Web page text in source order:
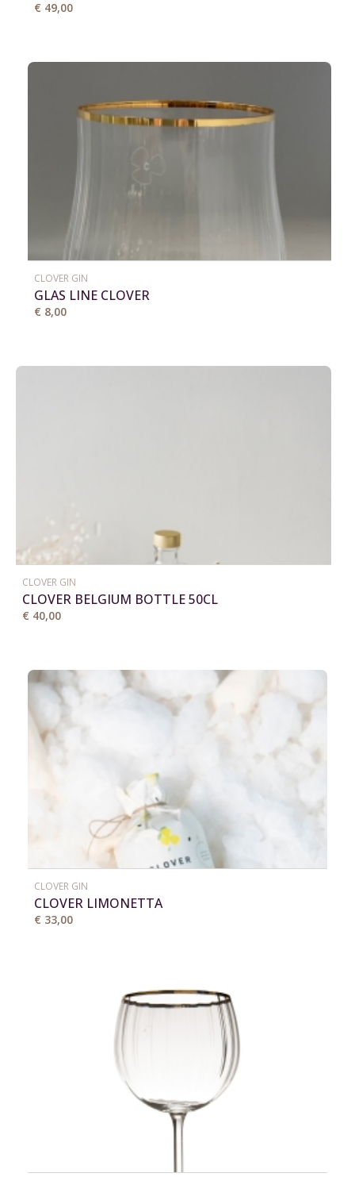
€ 49,00
CLOVER GIN
GLAS LINE CLOVER
€ 8,00
CLOVER GIN
CLOVER BELGIUM BOTTLE 50CL
€ 40,00
CLOVER GIN
CLOVER LIMONETTA
€ 33,00